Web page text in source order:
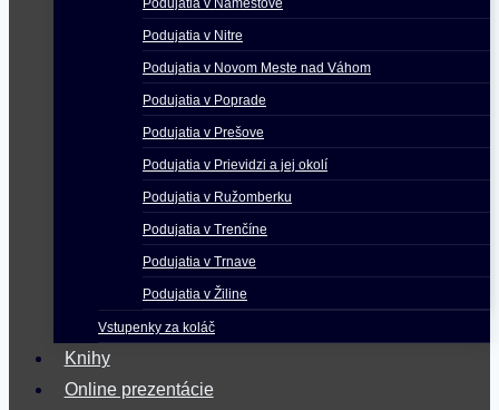
Podujatia v Námestove
Podujatia v Nitre
Podujatia v Novom Meste nad Váhom
Podujatia v Poprade
Podujatia v Prešove
Podujatia v Prievidzi a jej okolí
Podujatia v Ružomberku
Podujatia v Trenčíne
Podujatia v Trnave
Podujatia v Žiline
Vstupenky za koláč
Knihy
Online prezentácie